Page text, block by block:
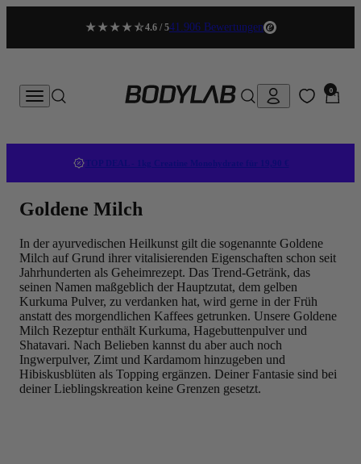
4.6 / 541.906 Bewertungen
MenüSuche BODYLAB SucheKonto 0 Artikel
0
TOP DEAL - 1kg Creatine Monohydrate für 19,90 €
Goldene Milch
In der ayurvedischen Heilkunst gilt die sogenannte Goldene
Milch auf Grund ihrer vitalisierenden Eigenschaften schon seit
Jahrhunderten als Geheimrezept. Das Trend-Getränk, das
seinen Namen maßgeblich der Hauptzutat, dem gelben
Kurkuma Pulver, zu verdanken hat, wird gerne in der Früh
anstatt des morgendlichen Kaffees getrunken. Unsere Goldene
Milch Rezeptur enthält Kurkuma, Hagebuttenpulver und
Shatavari. Nach Belieben kannst du aber auch noch
Ingwerpulver, Zimt und Kardamom hinzugeben und
Hibiskusblüten als Topping ergänzen. Deiner Fantasie sind bei
deiner Lieblingskreation keine Grenzen gesetzt.